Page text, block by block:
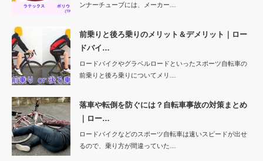
ンナーチューブには、メーカー…
前乗りと後ろ乗りのメリット＆デメリット｜ロー
ドバイ…
ロードバイクやグラベルロードといったスポーツ自転車の
前乗りと後ろ乗りについてメリ…
落車や転倒を防ぐには？自転車事故の対策まとめ
｜ロー…
ロードバイクなどのスポーツ自転車は速いスピードが出せ
るので、乗り方が間違っていた…